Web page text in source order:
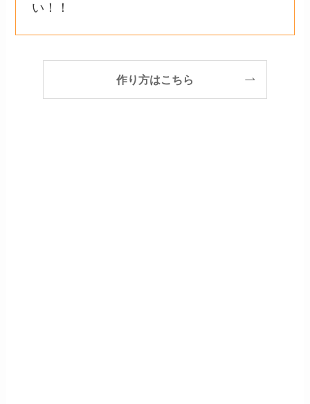
い！！
作り方はこちら